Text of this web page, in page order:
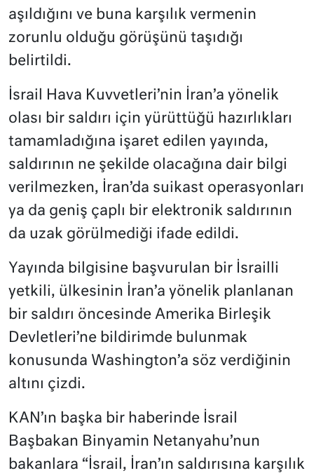
aşıldığını ve buna karşılık vermenin
zorunlu olduğu görüşünü taşıdığı
belirtildi.
İsrail Hava Kuvvetleri’nin İran’a yönelik
olası bir saldırı için yürüttüğü hazırlıkları
tamamladığına işaret edilen yayında,
saldırının ne şekilde olacağına dair bilgi
verilmezken, İran’da suikast operasyonları
ya da geniş çaplı bir elektronik saldırının
da uzak görülmediği ifade edildi.
Yayında bilgisine başvurulan bir İsrailli
yetkili, ülkesinin İran’a yönelik planlanan
bir saldırı öncesinde Amerika Birleşik
Devletleri’ne bildirimde bulunmak
konusunda Washington’a söz verdiğinin
altını çizdi.
KAN’ın başka bir haberinde İsrail
Başbakan Binyamin Netanyahu’nun
bakanlara “İsrail, İran’ın saldırısına karşılık